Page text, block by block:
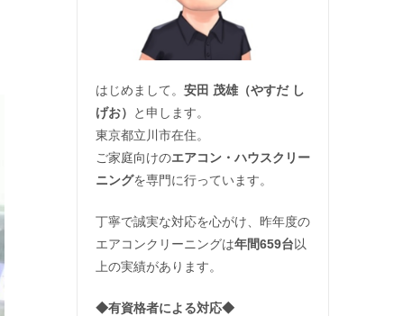
はじめまして。 安田 茂雄（やすだ し
げお）
と申します。
東京都立川市在住。
ご家庭向けのエアコン・ハウスクリー
ニングを専門に行っています。
丁寧で誠実な対応を心がけ、昨年度の
エアコンクリーニングは年間659台以
上の実績があります。
◆有資格者による対応◆